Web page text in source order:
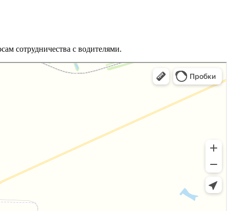
сотрудничества с водителями.